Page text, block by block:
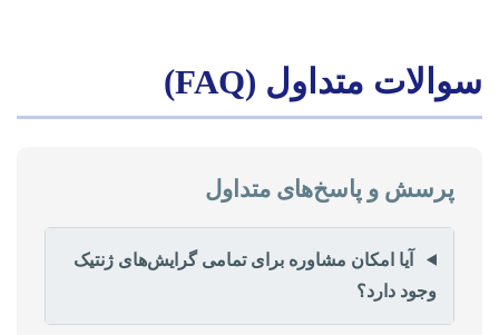
سوالات متداول (FAQ)
پرسش و پاسخ‌های متداول
آیا امکان مشاوره برای تمامی گرایش‌های ژنتیک
وجود دارد؟